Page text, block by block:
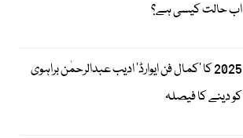
اب حالت کیسی ہے؟
2025 کا ’کمال فن ایوارڈ‘ ادیب عبدالرحمٰن براہوی
کو دینے کا فیصلہ